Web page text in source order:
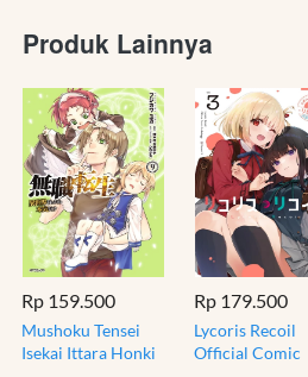
Produk Lainnya
Rp 159.500
Mushoku Tensei
Isekai Ittara Honki
Rp 179.500
Lycoris Recoil
Official Comic